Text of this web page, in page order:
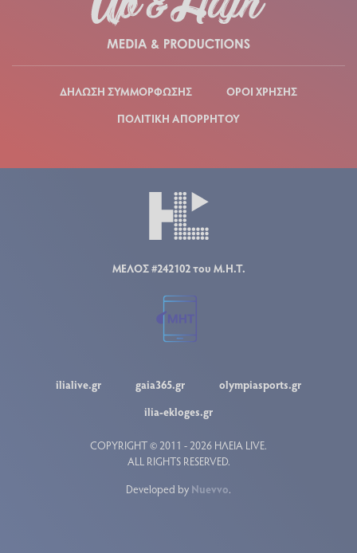
ΔΗΛΩΣΗ ΣΥΜΜΟΡΦΩΣΗΣ
ΟΡΟΙ ΧΡΗΣΗΣ
ΠΟΛΙΤΙΚΗ ΑΠΟΡΡΗΤΟΥ
ΜΕΛΟΣ #242102 του Μ.Η.Τ.
ilialive.gr gaia365.gr
olympiasports.gr
ilia-ekloges.gr
COPYRIGHT © 2011 - 2026 ΗΛΕΙΑ LIVE.
ALL RIGHTS RESERVED.
Developed by Nuevvo.